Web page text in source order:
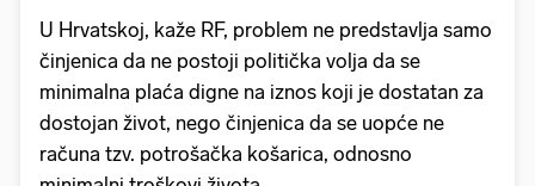
U Hrvatskoj, kaže RF, problem ne predstavlja samo
činjenica da ne postoji politička volja da se
minimalna plaća digne na iznos koji je dostatan za
dostojan život, nego činjenica da se uopće ne
računa tzv. potrošačka košarica, odnosno